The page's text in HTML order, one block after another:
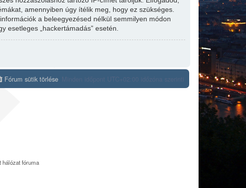
amennyiben úgy ítélik meg, hogy ez szükséges.
a beleegyezésed nélkül semmilyen módon
esetleges „hackertámadás” esetén.
Minden időpont UTC+02:00 időzóna szerinti
Fórum sütik törlése
hálózat fóruma